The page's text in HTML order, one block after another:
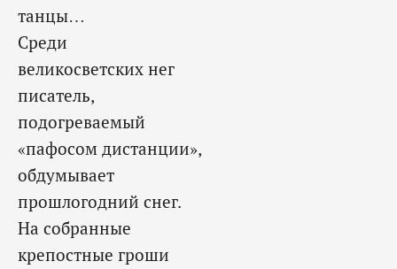
танцы…
Среди
великосветских нег
писатель,
подогреваемый
«пафосом дистанции»,
обдумывает
прошлогодний снег.
На собранные
крепостные гроши